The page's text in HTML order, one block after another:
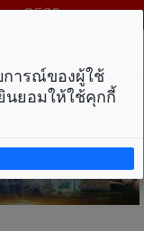
. 2569
การณ์ของผู้ใช้
นยอมให้ใช้คุกกี้